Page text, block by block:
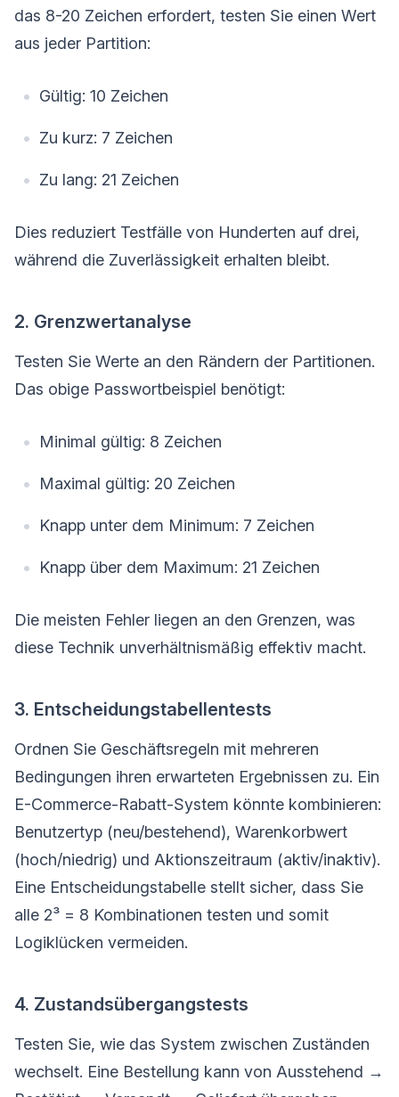
das 8-20 Zeichen erfordert, testen Sie einen Wert
aus jeder Partition:
Gültig: 10 Zeichen
Zu kurz: 7 Zeichen
Zu lang: 21 Zeichen
Dies reduziert Testfälle von Hunderten auf drei,
während die Zuverlässigkeit erhalten bleibt.
2. Grenzwertanalyse
Testen Sie Werte an den Rändern der Partitionen.
Das obige Passwortbeispiel benötigt:
Minimal gültig: 8 Zeichen
Maximal gültig: 20 Zeichen
Knapp unter dem Minimum: 7 Zeichen
Knapp über dem Maximum: 21 Zeichen
Die meisten Fehler liegen an den Grenzen, was
diese Technik unverhältnismäßig effektiv macht.
3. Entscheidungstabellentests
Ordnen Sie Geschäftsregeln mit mehreren
Bedingungen ihren erwarteten Ergebnissen zu. Ein
E-Commerce-Rabatt-System könnte kombinieren:
Benutzertyp (neu/bestehend), Warenkorbwert
(hoch/niedrig) und Aktionszeitraum (aktiv/inaktiv).
Eine Entscheidungstabelle stellt sicher, dass Sie
alle 2³ = 8 Kombinationen testen und somit
Logiklücken vermeiden.
4. Zustandsübergangstests
Testen Sie, wie das System zwischen Zuständen
wechselt. Eine Bestellung kann von Ausstehend →